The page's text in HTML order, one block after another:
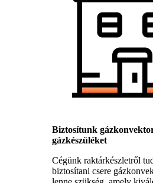
Biztosítunk
gázkészüléket
Cégünk raktárkészletről
biztosítani csere